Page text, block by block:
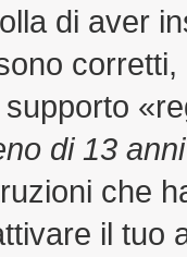
di aver
di 13 anni
che
il tuo